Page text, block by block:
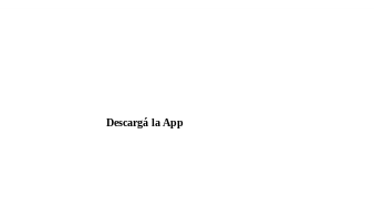
Descargá la App